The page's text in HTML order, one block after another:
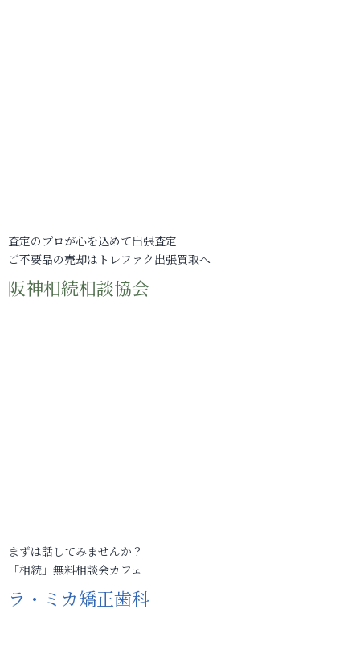
査定のプロが心を込めて出張査定
ご不要品の売却はトレファク出張買取へ
阪神相続相談協会
まずは話してみませんか？
「相続」無料相談会カフェ
ラ・ミカ矯正歯科